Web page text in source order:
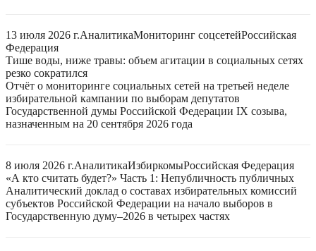
13 июля 2026 г.АналитикаМониторинг соцсетейРоссийская
Федерация
Тише воды, ниже травы: объем агитации в социальных сетях
резко сократился
Отчёт о мониторинге социальных сетей на третьей неделе
избирательной кампании по выборам депутатов
Государственной думы Российской Федерации IX созыва,
назначенным на 20 сентября 2026 года
8 июля 2026 г.АналитикаИзбиркомыРоссийская Федерация
«А кто считать будет?» Часть 1: Непубличность публичных
Аналитический доклад о составах избирательных комиссий
субъектов Российской Федерации на начало выборов в
Государственную думу–2026 в четырех частях